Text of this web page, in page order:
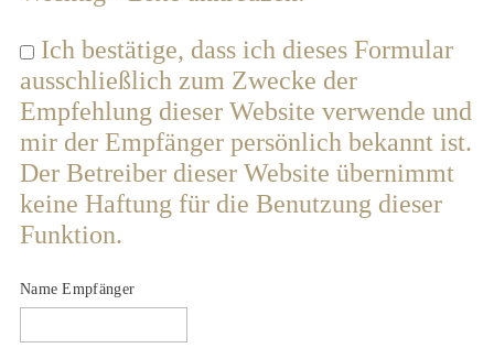
Ich bestätige, dass ich dieses Formular
ausschließlich zum Zwecke der
Empfehlung dieser Website verwende und
mir der Empfänger persönlich bekannt ist.
Der Betreiber dieser Website übernimmt
keine Haftung für die Benutzung dieser
Funktion.
Name Empfänger